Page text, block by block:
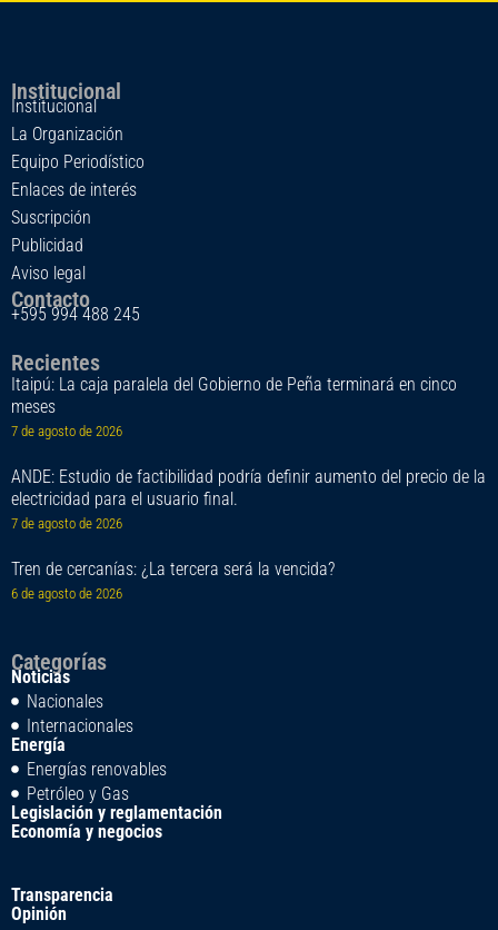
Institucional
Institucional
La Organización
Equipo Periodístico
Enlaces de interés
Suscripción
Publicidad
Aviso legal
Contacto
+595 994 488 245
Recientes
Itaipú: La caja paralela del Gobierno de Peña terminará en cinco
meses
7 de agosto de 2026
ANDE: Estudio de factibilidad podría definir aumento del precio de la
electricidad para el usuario final.
7 de agosto de 2026
Tren de cercanías: ¿La tercera será la vencida?
6 de agosto de 2026
Categorías
Noticias
Nacionales
Internacionales
Energía
Energías renovables
Petróleo y Gas
Legislación y reglamentación
Economía y negocios
Transparencia
Opinión